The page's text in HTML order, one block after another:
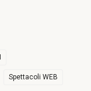
Spettacoli WEB